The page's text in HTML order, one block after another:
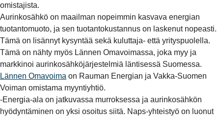
omistajista.
Aurinkosähkö on maailman nopeimmin kasvava energian
tuotantomuoto, ja sen tuotantokustannus on laskenut nopeasti.
Tämä on lisännyt kysyntää sekä kuluttaja- että yrityspuolella.
Tämä on nähty myös Lännen Omavoimassa, joka myy ja
markkinoi aurinkosähköjärjestelmiä läntisessä Suomessa.
Lännen Omavoima on Rauman Energian ja Vakka-Suomen
Voiman omistama myyntiyhtiö.
-Energia-ala on jatkuvassa murroksessa ja aurinkosähkön
hyödyntäminen on yksi osoitus siitä. Naps-yhteistyö on luonut